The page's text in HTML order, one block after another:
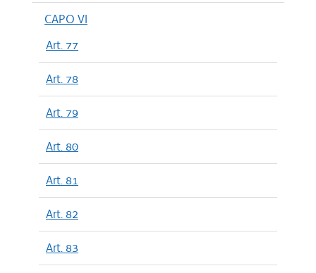
CAPO VI
Art. 77
Art. 78
Art. 79
Art. 80
Art. 81
Art. 82
Art. 83